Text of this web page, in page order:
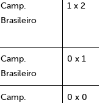
Camp.
Brasileiro
1 x 2
Camp.
Brasileiro
0 x 1
Camp.
0 x 0